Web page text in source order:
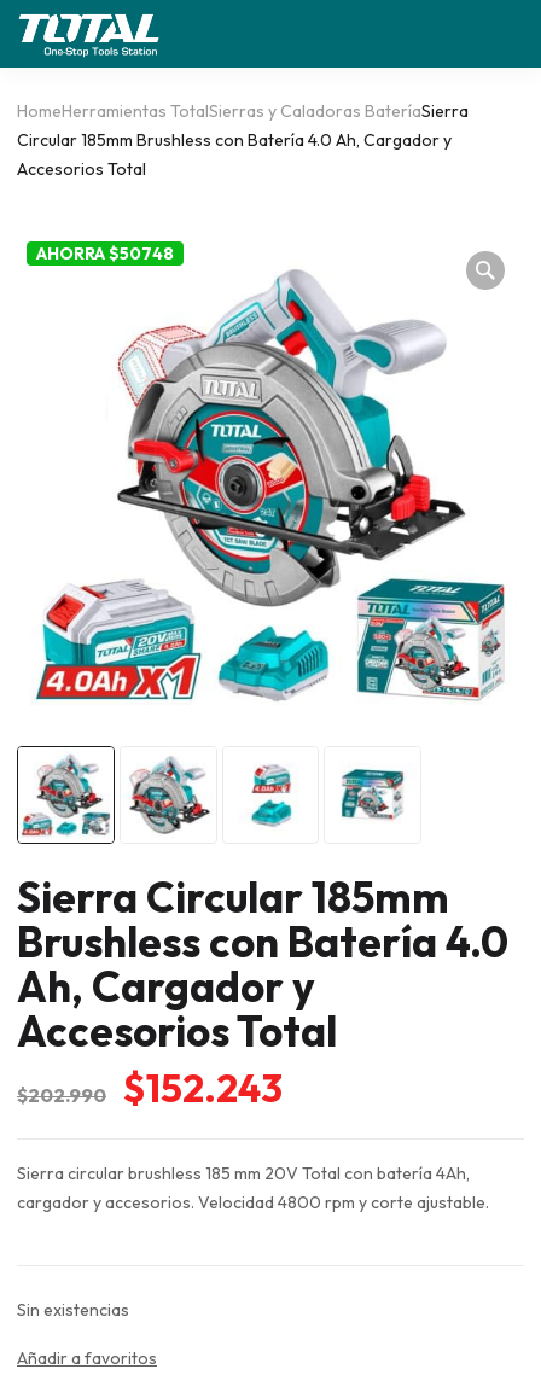
HomeHerramientas TotalSierras y Caladoras BateríaSierra
Circular 185mm Brushless con Batería 4.0 Ah, Cargador y
Accesorios Total
AHORRA $50748
Sierra Circular 185mm
Brushless con Batería 4.0
Ah, Cargador y
Accesorios Total
$202.990
El
original
era:
$152.243
actual
es:
Sierra circular brushless 185 mm 20V Total con batería 4Ah,
cargador y accesorios. Velocidad 4800 rpm y corte ajustable.
Sin existencias
Añadir a favoritos